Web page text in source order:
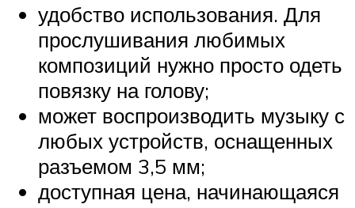
удобство использования. Для
прослушивания любимых
композиций нужно просто одеть
повязку на голову;
может воспроизводить музыку с
любых устройств, оснащенных
разъемом 3,5 мм;
доступная цена, начинающаяся